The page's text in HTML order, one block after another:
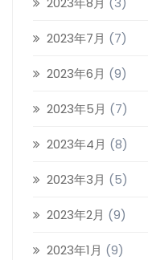
2023年7月 (7)
2023年6月 (9)
2023年5月 (7)
2023年4月 (8)
2023年3月 (5)
2023年2月 (9)
2023年1月 (9)